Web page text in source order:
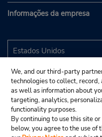
Informações da empresa
We, and our third-party
technologies to collect,
as well as information about
targeting, analytics,
functionality purposes.
By continuing to use this site
below, you agree to the use of